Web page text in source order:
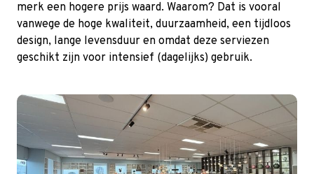
merk een hogere prijs waard. Waarom? Dat is vooral
vanwege de hoge kwaliteit, duurzaamheid, een tijdloos
design, lange levensduur en omdat deze serviezen
geschikt zijn voor intensief (dagelijks) gebruik.